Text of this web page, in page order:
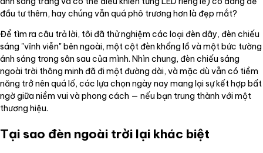
đầu tư thêm, hay chúng vẫn quá phô trương hơn là đẹp mắt?
Để tìm ra câu trả lời, tôi đã thử nghiệm các loại đèn dây, đèn chiếu
sáng "vĩnh viễn" bên ngoài, một cột đèn khổng lồ và một bức tường
ánh sáng trong sân sau của mình. Nhìn chung, đèn chiếu sáng
ngoài trời thông minh đã đi một đường dài, và mặc dù vẫn có tiềm
năng trở nên quá lố, các lựa chọn ngày nay mang lại sự kết hợp bất
ngờ giữa niềm vui và phong cách — nếu bạn trung thành với một
thương hiệu.
Tại sao đèn ngoài trời lại khác biệt